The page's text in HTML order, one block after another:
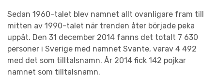
Sedan 1960-talet blev namnet allt ovanligare fram till
mitten av 1990-talet när trenden åter började peka
uppåt. Den 31 december 2014 fanns det totalt 7 630
personer i Sverige med namnet Svante, varav 4 492
med det som tilltalsnamn. År 2014 fick 142 pojkar
namnet som tilltalsnamn.